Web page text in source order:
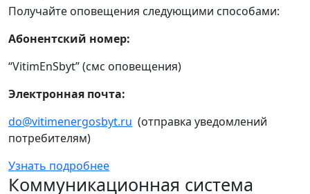
Получайте оповещения следующими способами:
Абонентский номер:
“VitimEnSbyt” (смс оповещения)
Электронная почта:
do@vitimenergosbyt.ru (отправка уведомлений
потребителям)
Узнать подробнее
Коммуникационная система